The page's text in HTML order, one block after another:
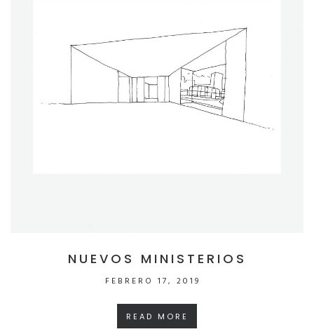
NUEVOS MINISTERIOS
FEBRERO 17, 2019
READ MORE